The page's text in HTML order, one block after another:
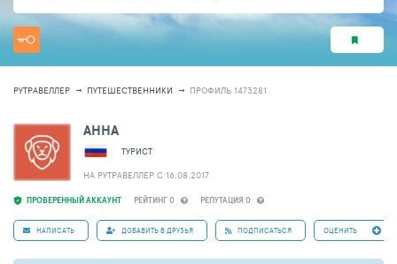
РУТРАВЕЛЛЕР ПУТЕШЕСТВЕННИКИ ПРОФИЛЬ 1473281
ПРОВЕРЕННЫЙ АККАУНТ РЕЙТИНГ 0 РЕПУТАЦИЯ 0
АННА
ТУРИСТ
НА РУТРАВЕЛЛЕР C 16.08.2017
НАПИСАТЬ ДОБАВИТЬ В ДРУЗЬЯ ПОДПИСАТЬСЯ ОЦЕНИТЬ